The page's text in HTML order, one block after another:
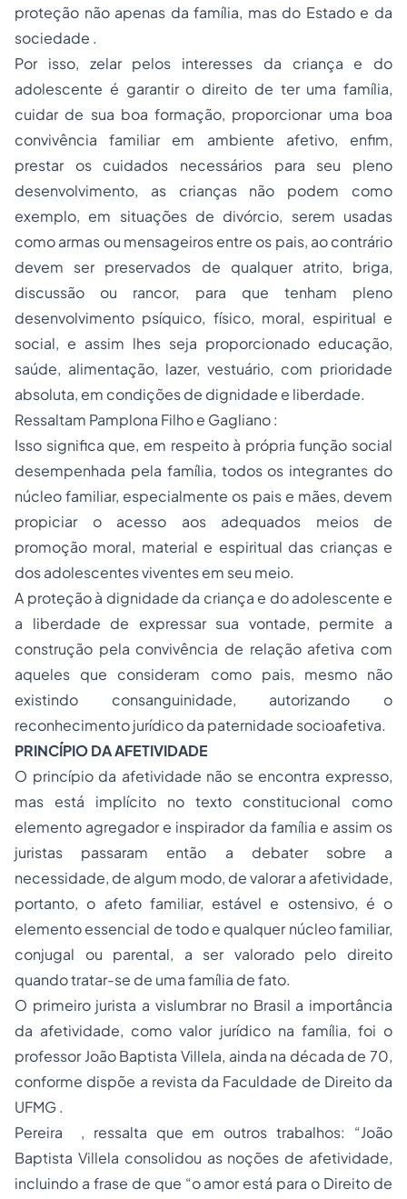
proteção não apenas da família, mas do Estado e da
sociedade .
Por isso, zelar pelos interesses da criança e do
adolescente é garantir o direito de ter uma família,
cuidar de sua boa formação, proporcionar uma boa
convivência familiar em ambiente afetivo, enfim,
prestar os cuidados necessários para seu pleno
desenvolvimento, as crianças não podem como
exemplo, em situações de divórcio, serem usadas
como armas ou mensageiros entre os pais, ao contrário
devem ser preservados de qualquer atrito, briga,
discussão ou rancor, para que tenham pleno
desenvolvimento psíquico, físico, moral, espiritual e
social, e assim lhes seja proporcionado educação,
saúde, alimentação, lazer, vestuário, com prioridade
absoluta, em condições de dignidade e liberdade.
Ressaltam Pamplona Filho e Gagliano :
Isso significa que, em respeito à própria função social
desempenhada pela família, todos os integrantes do
núcleo familiar, especialmente os pais e mães, devem
propiciar o acesso aos adequados meios de
promoção moral, material e espiritual das crianças e
dos adolescentes viventes em seu meio.
A proteção à dignidade da criança e do adolescente e
a liberdade de expressar sua vontade, permite a
construção pela convivência de relação afetiva com
aqueles que consideram como pais, mesmo não
existindo consanguinidade, autorizando o
reconhecimento jurídico da paternidade socioafetiva.
PRINCÍPIO DA AFETIVIDADE
O princípio da afetividade não se encontra expresso,
mas está implícito no texto constitucional como
elemento agregador e inspirador da família e assim os
juristas passaram então a debater sobre a
necessidade, de algum modo, de valorar a afetividade,
portanto, o afeto familiar, estável e ostensivo, é o
elemento essencial de todo e qualquer núcleo familiar,
conjugal ou parental, a ser valorado pelo direito
quando tratar-se de uma família de fato.
O primeiro jurista a vislumbrar no Brasil a importância
da afetividade, como valor jurídico na família, foi o
professor João Baptista Villela, ainda na década de 70,
conforme dispõe a revista da Faculdade de Direito da
UFMG .
Pereira , ressalta que em outros trabalhos: “João
Baptista Villela consolidou as noções de afetividade,
incluindo a frase de que “o amor está para o Direito de